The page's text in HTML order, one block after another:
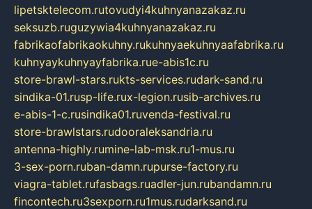
lipetsktelecom.rutovudyi4kuhnyanazakaz.ru
seksuzb.ruguzywia4kuhnyanazakaz.ru
fabrikaofabrikaokuhny.rukuhnyaekuhnyaafabrika.ru
kuhnyaykuhnyayfabrika.rue-abis1c.ru
store-brawl-stars.rukts-services.rudark-sand.ru
sindika-01.rusp-life.rux-legion.rusib-archives.ru
e-abis-1-c.rusindika01.ruvenda-festival.ru
store-brawlstars.rudooraleksandria.ru
antenna-highly.rumine-lab-msk.ru1-mus.ru
3-sex-porn.ruban-damn.rupurse-factory.ru
viagra-tablet.rufasbags.ruadler-jun.rubandamn.ru
fincontech.ru3sexporn.ru1mus.rudarksand.ru